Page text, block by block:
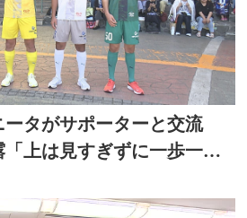
ータがサポーターと交流
上は見すぎずに一歩一